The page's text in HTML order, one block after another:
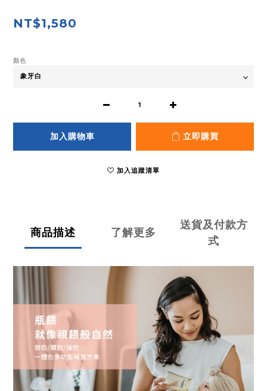
NT$1,580
顏色
加入購物車 立即購買
加入追蹤清單
商品描述 了解更多
送貨及付款方
式